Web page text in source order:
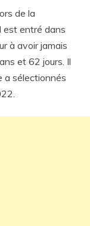
de la
est entré dans
à avoir jamais
et 62 jours. Il
a sélectionnés